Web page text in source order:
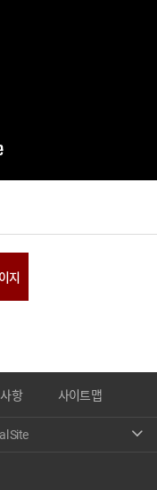
지
항 사이트맵
Site